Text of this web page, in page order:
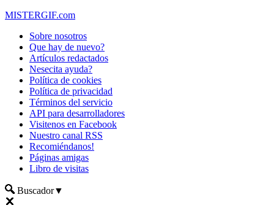
MISTERGIF.com
Sobre nosotros
Que hay de nuevo?
Artículos redactados
Nesecita ayuda?
Política de cookies
Política de privacidad
Términos del servicio
API para desarrolladores
Visitenos en Facebook
Nuestro canal RSS
Recomiéndanos!
Páginas amigas
Libro de visitas
Buscador▼